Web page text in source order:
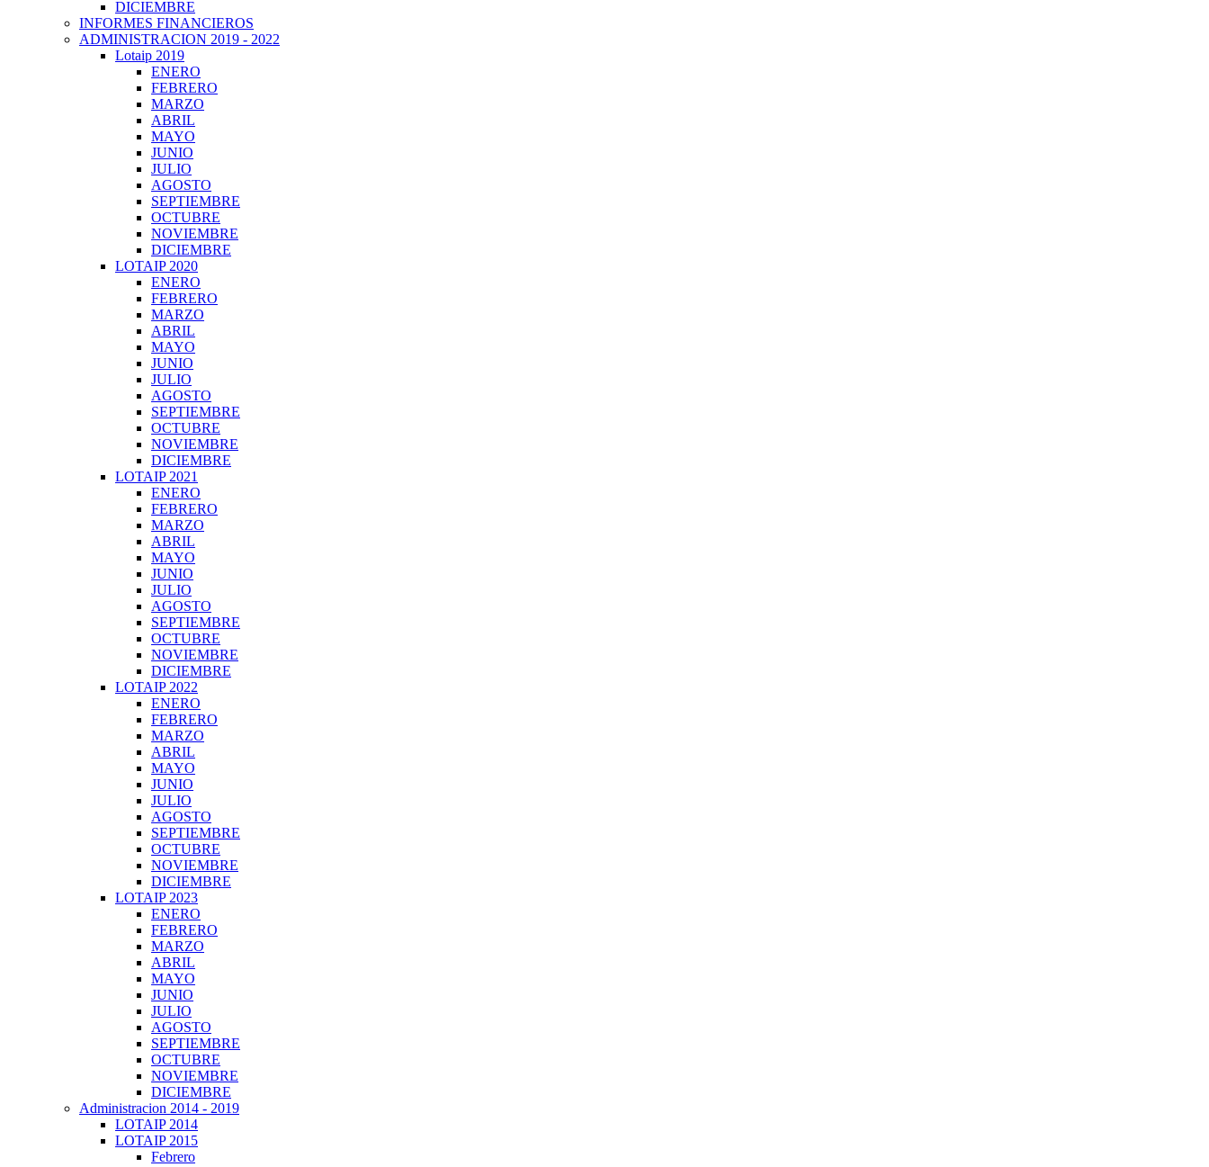
DICIEMBRE
INFORMES FINANCIEROS
ADMINISTRACION 2019 - 2022
Lotaip 2019
ENERO
FEBRERO
MARZO
ABRIL
MAYO
JUNIO
JULIO
AGOSTO
SEPTIEMBRE
OCTUBRE
NOVIEMBRE
DICIEMBRE
LOTAIP 2020
ENERO
FEBRERO
MARZO
ABRIL
MAYO
JUNIO
JULIO
AGOSTO
SEPTIEMBRE
OCTUBRE
NOVIEMBRE
DICIEMBRE
LOTAIP 2021
ENERO
FEBRERO
MARZO
ABRIL
MAYO
JUNIO
JULIO
AGOSTO
SEPTIEMBRE
OCTUBRE
NOVIEMBRE
DICIEMBRE
LOTAIP 2022
ENERO
FEBRERO
MARZO
ABRIL
MAYO
JUNIO
JULIO
AGOSTO
SEPTIEMBRE
OCTUBRE
NOVIEMBRE
DICIEMBRE
LOTAIP 2023
ENERO
FEBRERO
MARZO
ABRIL
MAYO
JUNIO
JULIO
AGOSTO
SEPTIEMBRE
OCTUBRE
NOVIEMBRE
DICIEMBRE
Administracion 2014 - 2019
LOTAIP 2014
LOTAIP 2015
Febrero